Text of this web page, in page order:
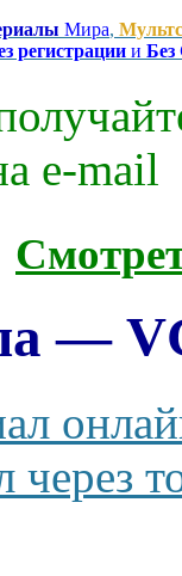
Мира,
регистрации и
e-mаil
—
через